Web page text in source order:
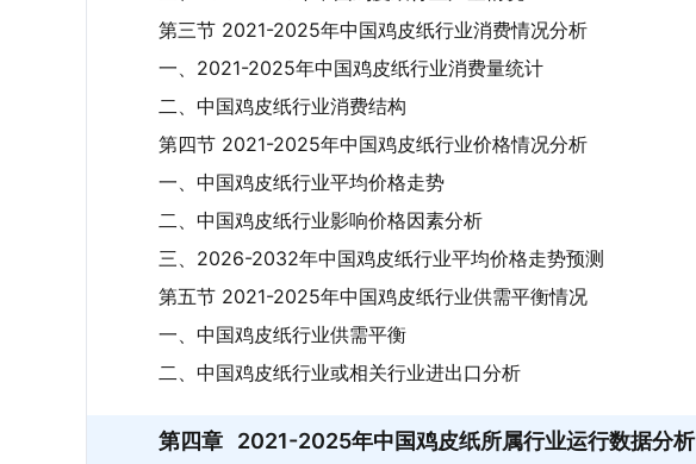
第三节 2021-2025年中国鸡皮纸行业消费情况分析
一、2021-2025年中国鸡皮纸行业消费量统计
二、中国鸡皮纸行业消费结构
第四节 2021-2025年中国鸡皮纸行业价格情况分析
一、中国鸡皮纸行业平均价格走势
二、中国鸡皮纸行业影响价格因素分析
三、2026-2032年中国鸡皮纸行业平均价格走势预测
第五节 2021-2025年中国鸡皮纸行业供需平衡情况
一、中国鸡皮纸行业供需平衡
二、中国鸡皮纸行业或相关行业进出口分析
第四章 2021-2025年中国鸡皮纸所属行业运行数据分析